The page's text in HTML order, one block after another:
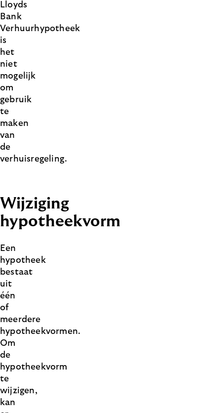
Lloyds
Bank
Verhuurhypotheek
is
het
niet
mogelijk
om
gebruik
te
maken
van
de
verhuisregeling.
Wijziging
hypotheekvorm
Een
hypotheek
bestaat
uit
één
of
meerdere
hypotheekvormen.
Om
de
hypotheekvorm
te
wijzigen,
kan